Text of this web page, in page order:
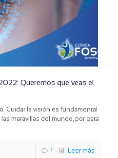
Queremos que veas el
Cuidar la visión es fundamental
maravillas del mundo, por esta
1 Leer más